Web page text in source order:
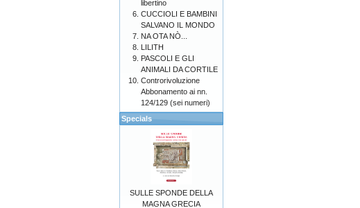
libertino
CUCCIOLI E BAMBINI
SALVANO IL MONDO
NA OTA NÒ...
LILITH
PASCOLI E GLI
ANIMALI DA CORTILE
Controrivoluzione
Abbonamento ai nn.
124/129 (sei numeri)
Specials
SULLE SPONDE DELLA
MAGNA GRECIA